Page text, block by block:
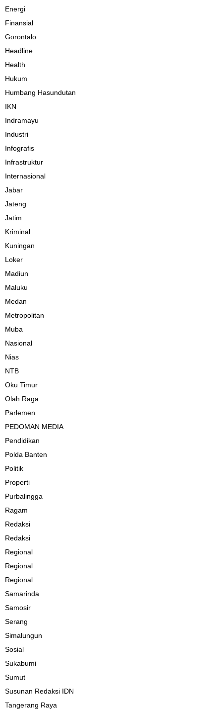
Energi
Finansial
Gorontalo
Headline
Health
Hukum
Humbang Hasundutan
IKN
Indramayu
Industri
Infografis
Infrastruktur
Internasional
Jabar
Jateng
Jatim
Kriminal
Kuningan
Loker
Madiun
Maluku
Medan
Metropolitan
Muba
Nasional
Nias
NTB
Oku Timur
Olah Raga
Parlemen
PEDOMAN MEDIA
Pendidikan
Polda Banten
Politik
Properti
Purbalingga
Ragam
Redaksi
Redaksi
Regional
Regional
Regional
Samarinda
Samosir
Serang
Simalungun
Sosial
Sukabumi
Sumut
Susunan Redaksi IDN
Tangerang Raya